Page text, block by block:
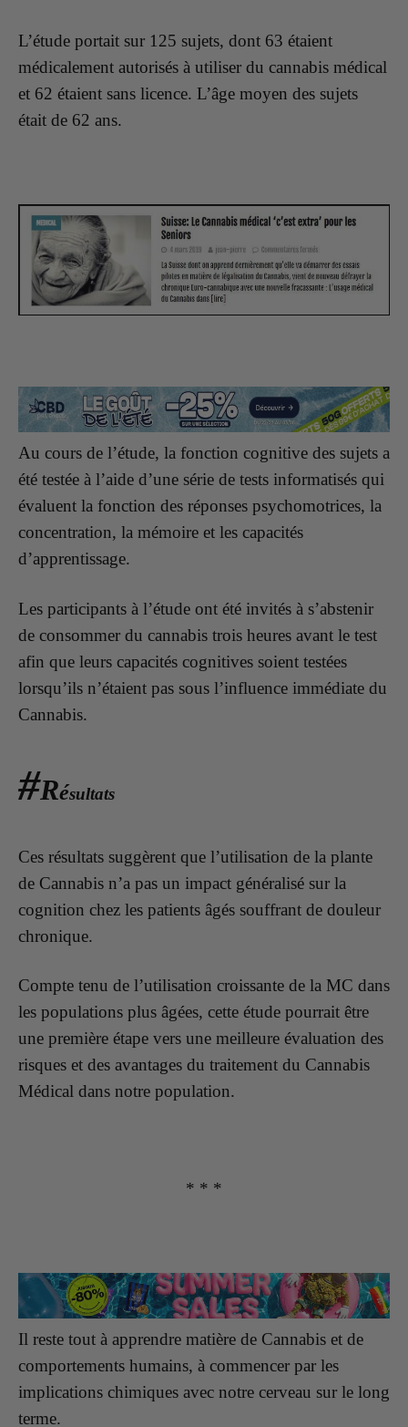
L’étude portait sur 125 sujets, dont 63 étaient
médicalement autorisés à utiliser du cannabis médical
et 62 étaient sans licence. L’âge moyen des sujets
était de 62 ans.
Au cours de l’étude, la fonction cognitive des sujets a
été testée à l’aide d’une série de tests informatisés qui
évaluent la fonction des réponses psychomotrices, la
concentration, la mémoire et les capacités
d’apprentissage.
Les participants à l’étude ont été invités à s’abstenir
de consommer du cannabis trois heures avant le test
afin que leurs capacités cognitives soient testées
lorsqu’ils n’étaient pas sous l’influence immédiate du
Cannabis.
#Résultats
Ces résultats suggèrent que l’utilisation de la plante
de Cannabis n’a pas un impact généralisé sur la
cognition chez les patients âgés souffrant de douleur
chronique.
Compte tenu de l’utilisation croissante de la MC dans
les populations plus âgées, cette étude pourrait être
une première étape vers une meilleure évaluation des
risques et des avantages du traitement du Cannabis
Médical dans notre population.
* * *
Il reste tout à apprendre matière de Cannabis et de
comportements humains, à commencer par les
implications chimiques avec notre cerveau sur le long
terme.